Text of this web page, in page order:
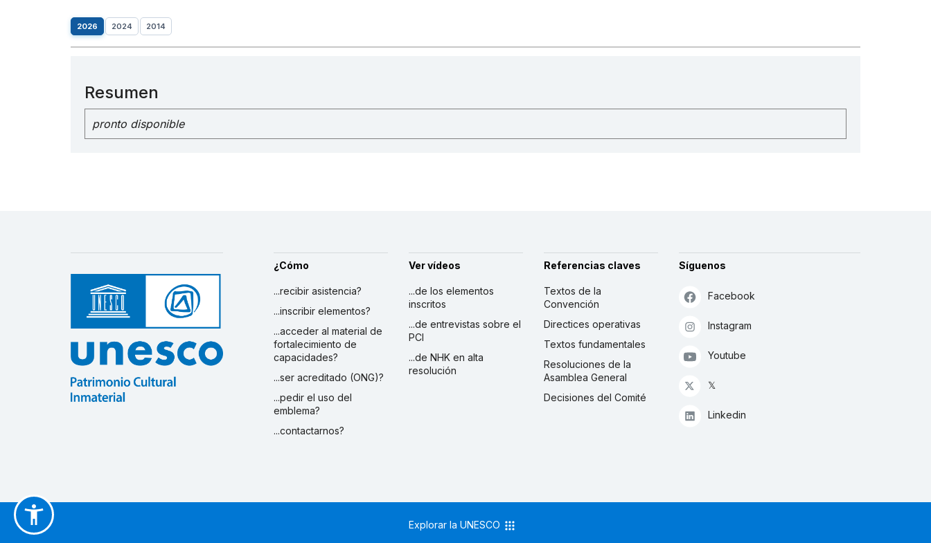
2026 2024 2014
Resumen
pronto disponible
¿Cómo
...recibir asistencia?
...inscribir elementos?
...acceder al material de
fortalecimiento de
capacidades?
...ser acreditado (ONG)?
...pedir el uso del
emblema?
...contactarnos?
Ver vídeos
...de los elementos
inscritos
...de entrevistas sobre el
PCI
...de NHK en alta
resolución
Referencias claves
Textos de la
Convención
Directices operativas
Textos fundamentales
Resoluciones de la
Asamblea General
Decisiones del Comité
Síguenos
Facebook
Instagram
Youtube
𝕏
Linkedin
Explorar la UNESCO